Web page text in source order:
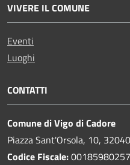
VIVERE IL COMUNE
Eventi
Luoghi
CONTATTI
Comune di Vigo di Cadore
Piazza Sant'Orsola, 10,
Codice Fiscale:00185980257